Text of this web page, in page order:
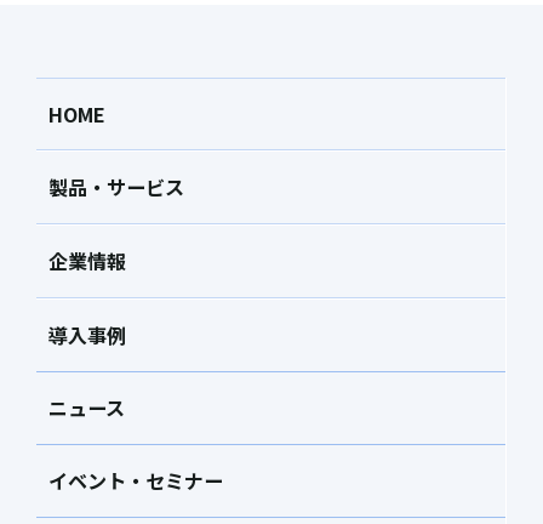
HOME
製品・サービス
企業情報
導入事例
ニュース
イベント・セミナー